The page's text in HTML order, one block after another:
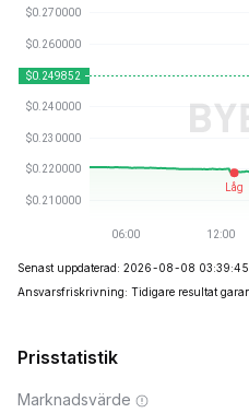
Senast uppdaterad: 2026-08-08 03:39:45
Ansvarsfriskrivning: Tidigare resultat
Prisstatistik
Marknadsvärde